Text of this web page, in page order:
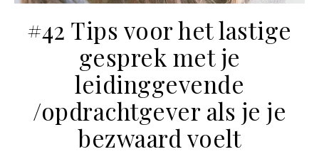
#42 Tips voor het lastige
gesprek met je
leidinggevende
/opdrachtgever als je je
bezwaard voelt